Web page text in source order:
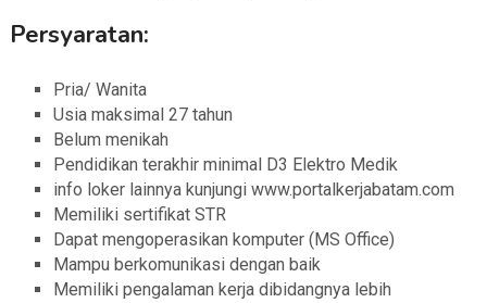
Persyaratan:
Pria/ Wanita
Usia maksimal 27 tahun
Belum menikah
Pendidikan terakhir minimal D3 Elektro Medik
info loker lainnya kunjungi www.portalkerjabatam.com
Memiliki sertifikat STR
Dapat mengoperasikan komputer (MS Office)
Mampu berkomunikasi dengan baik
Memiliki pengalaman kerja dibidangnya lebih